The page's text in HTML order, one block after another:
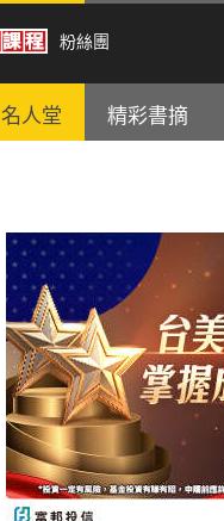
粉絲團
名人堂 精彩書摘